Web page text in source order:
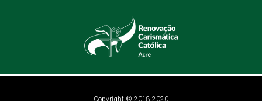
Copyright © 2018-2020